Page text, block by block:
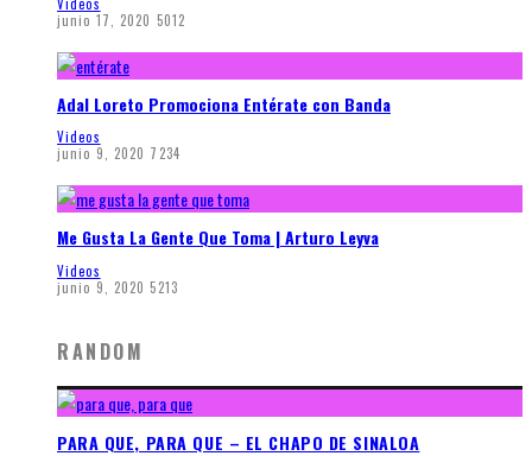
Videos
junio 17, 2020 5012
Adal Loreto Promociona Entérate con Banda
Videos
junio 9, 2020 7234
Me Gusta La Gente Que Toma | Arturo Leyva
Videos
junio 9, 2020 5213
RANDOM
PARA QUE, PARA QUE – EL CHAPO DE SINALOA